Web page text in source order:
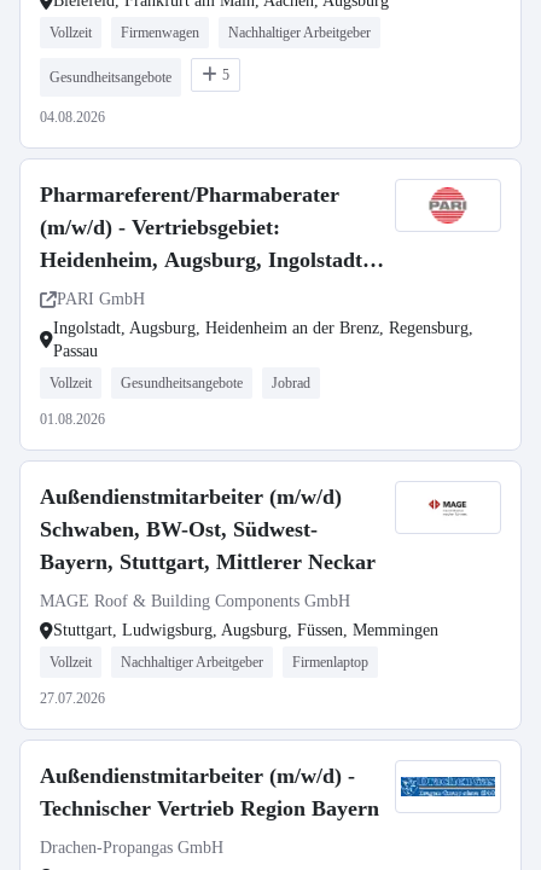
Vollzeit Firmenwagen Nachhaltiger Arbeitgeber
Gesundheitsangebote 5
04.08.2026
Pharmareferent/Pharmaberater
(m/w/d) - Vertriebsgebiet:
Heidenheim, Augsburg, Ingolstadt,
Regensburg, Passau
PARI GmbH
Ingolstadt, Augsburg, Heidenheim an der Brenz, Regensburg,
Passau
Vollzeit Gesundheitsangebote Jobrad
01.08.2026
Außendienstmitarbeiter (m/w/d)
Schwaben, BW-Ost, Südwest-
Bayern, Stuttgart, Mittlerer Neckar
MAGE Roof & Building Components GmbH
Stuttgart, Ludwigsburg, Augsburg, Füssen, Memmingen
Vollzeit Nachhaltiger Arbeitgeber Firmenlaptop
27.07.2026
Außendienstmitarbeiter (m/w/d) -
Technischer Vertrieb Region Bayern
Drachen-Propangas GmbH